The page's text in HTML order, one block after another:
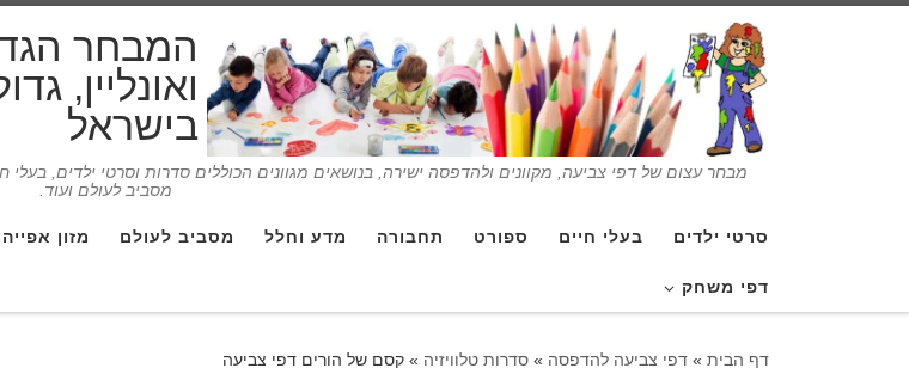
המבחר
ואונליין,
בישראל
מבחר עצום של דפי צביעה, מקוונים ולהדפסה ישירה, בנושאים מגוונים הכוללים סדרות וסרטי ילדים,
מסביב לעולם ועוד.
סרטי ילדים בעלי חיים ספורט תחבורה מדע וחלל מסביב לעולם מזון
דפי משחק
דף הבית » דפי צביעה להדפסה » סדרות טלוויזיה » קסם של הורים דפי צביעה